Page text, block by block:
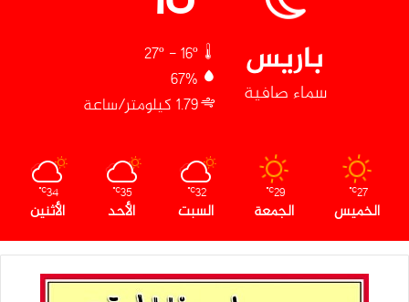
باريس
سماء صافية
27º - 16º
67%
1.79 كيلومتر/ساعة
27
℃
الخميس
29
℃
الجمعة
32
℃
السبت
35
℃
الأحد
34
℃
الأثنين